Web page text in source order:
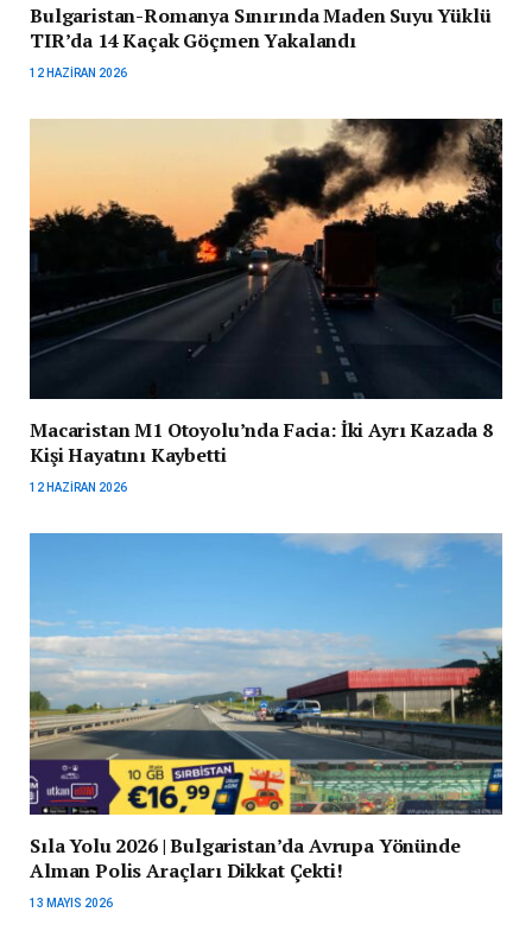
Bulgaristan-Romanya Sınırında Maden Suyu Yüklü
TIR’da 14 Kaçak Göçmen Yakalandı
12 HAZIRAN 2026
Macaristan M1 Otoyolu’nda Facia: İki Ayrı Kazada 8
Kişi Hayatını Kaybetti
12 HAZIRAN 2026
Sıla Yolu 2026 | Bulgaristan’da Avrupa Yönünde
Alman Polis Araçları Dikkat Çekti!
13 MAYIS 2026